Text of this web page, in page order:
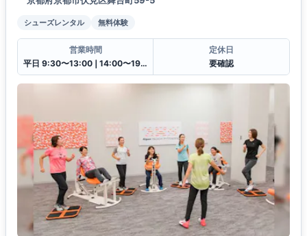
シューズレンタル 無料体験
営業時間
平日 9:30〜13:00❘14:00〜19:30土日祝 9:30〜13:00❘14:00〜18:00
定休日
要確認